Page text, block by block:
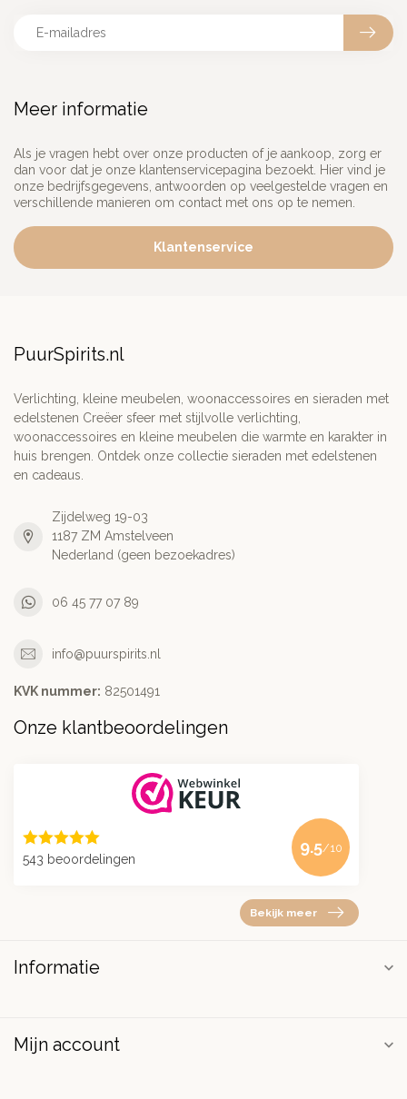
Meer informatie
Als je vragen hebt over onze producten of je aankoop, zorg er
dan voor dat je onze klantenservicepagina bezoekt. Hier vind je
onze bedrijfsgegevens, antwoorden op veelgestelde vragen en
verschillende manieren om contact met ons op te nemen.
Klantenservice
PuurSpirits.nl
Verlichting, kleine meubelen, woonaccessoires en sieraden met
edelstenen Creëer sfeer met stijlvolle verlichting,
woonaccessoires en kleine meubelen die warmte en karakter in
huis brengen. Ontdek onze collectie sieraden met edelstenen
en cadeaus.
Zijdelweg 19-03
1187 ZM Amstelveen
Nederland (geen bezoekadres)
06 45 77 07 89
info@puurspirits.nl
KVK nummer: 82501491
Onze klantbeoordelingen
543 beoordelingen
9.5/10
Bekijk meer
Informatie
Mijn account